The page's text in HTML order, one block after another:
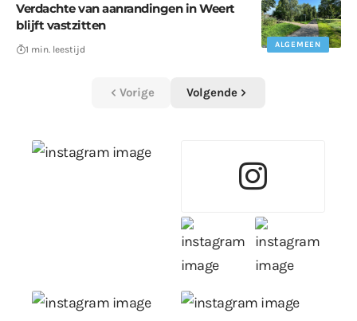
ALGEMEEN
Verdachte van aanrandingen in Weert
blijft vastzitten
1 min. leestijd
Vorige Volgende